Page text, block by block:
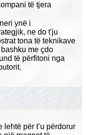
të tjera
ynë i
ne do t'ju
tona të teknikave
me çdo
të përfitoni nga
për t’u përdorur